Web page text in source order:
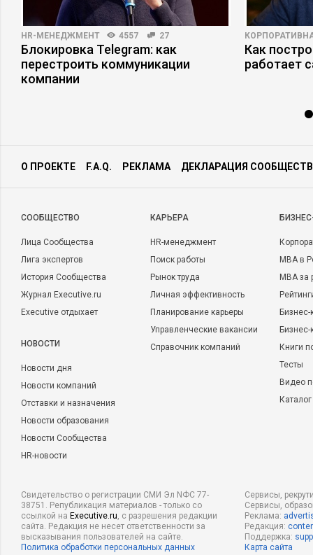
HR-МЕНЕДЖМЕНТ 4557 27
Блокировка Telegram: как
перестроить коммуникации
компании
Как
работает
О ПРОЕКТЕ F.A.Q. РЕКЛАМА ДЕКЛАРАЦИЯ
CООБЩЕСТВО
Лица Сообщества
Лига экспертов
История Сообщества
Журнал Executive.ru
Executive отдыхает
НОВОСТИ
Новости дня
Новости компаний
Отставки и назначения
Новости образования
Новости Сообщества
HR-новости
КАРЬЕРА
HR-менеджмент
Поиск работы
Рынок труда
Личная эффективность
Планирование карьеры
Управленческие вакансии
Справочник компаний
MBA в
MBA
Бизнес-
Книги
Тесты
Видео
Свидетельство о регистрации СМИ Эл NФС 77-
38751. Републикация материалов - только со
ссылкой на Executive.ru, с разрешения редакции
сайта. Редакция не несет ответственности за
высказывания пользователей на сайте.
Политика обработки персональных данных
Сервисы,
Сервисы,
Реклама:
Редакция:
Поддержка:
Карта сайта